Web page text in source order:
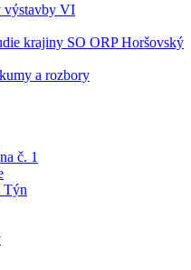
výstavby VI
krajiny SO ORP Horšovský
a rozbory
č. 1
Týn